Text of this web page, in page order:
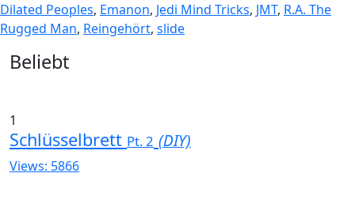
Dilated Peoples, Emanon, Jedi Mind Tricks, JMT, R.A. The
Rugged Man, Reingehört, slide
Widgets
Beliebt
1
Schlüsselbrett Pt. 2 (DIY)
Views: 5866